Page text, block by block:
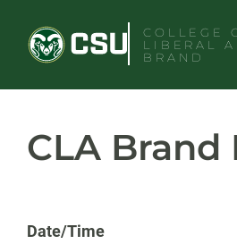
content
COLLEGE
LIBERAL
BRAND
CLA Brand
Date/Time